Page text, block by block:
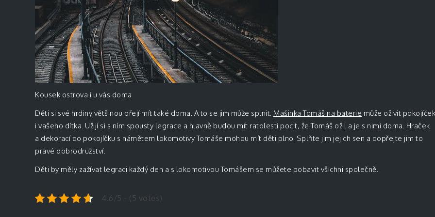
Kousek ostrova i u vás doma
Děti si své hrdiny většinou přejí mít také doma. A to se jim může splnit. Mašinka Tomáš na baterie může oživit pokojíček
i vašeho dítka. Užijí si s ním spousty legrace a hlavně budou mít ratolesti pocit, že Tomáš ožil a je s nimi doma. Hraček
a dekorací do pokojíčku s námětem lokomotivy Tomáše mohou mít děti plno. Splňte jim jejich sen a dopřejte jim to
pravé dobrodružství.
Děti by měly zažívat legraci každý den a s lokomotivou Tomášem se můžete pobavit všichni společně.
4.6/5 - (5 votes)